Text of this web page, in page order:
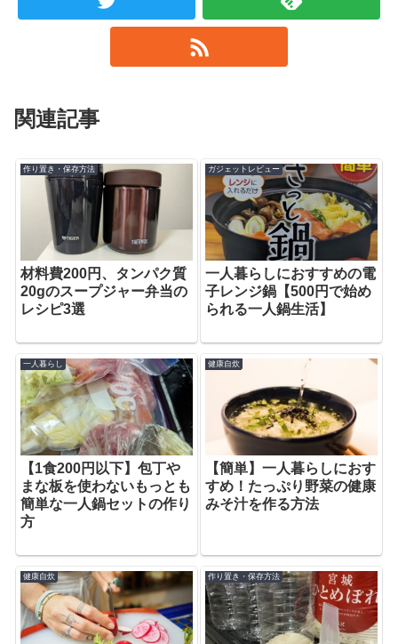
関連記事
作り置き・保存方法
材料費200円、タンパク質
20gのスープジャー弁当の
レシピ3選
ガジェットレビュー
一人暮らしにおすすめの電
子レンジ鍋【500円で始め
られる一人鍋生活】
一人暮らし
【1食200円以下】包丁や
まな板を使わないもっとも
簡単な一人鍋セットの作り
方
健康自炊
【簡単】一人暮らしにおす
すめ！たっぷり野菜の健康
みそ汁を作る方法
健康自炊 作り置き・保存方法